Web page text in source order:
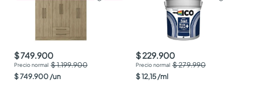
$ 749.900
$ 1.199.900
$749.900/un
$ 229.900
$ 279.990
$12,15/ml